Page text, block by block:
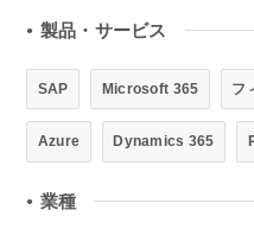
● 製品・サービス
SAP Microsoft 365 フ
Azure Dynamics 365
● 業種